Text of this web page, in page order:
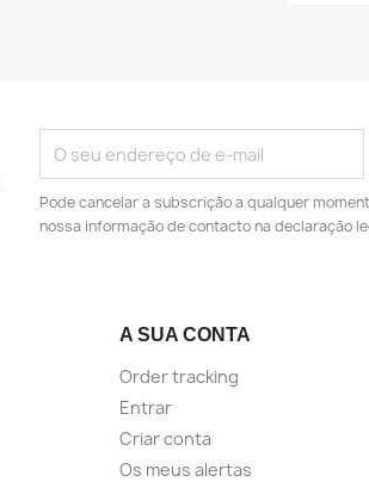
Pode cancelar a subscrição a qualquer
nossa informação de contacto na declaração
A SUA CONTA
Order tracking
Entrar
Criar conta
Os meus alertas